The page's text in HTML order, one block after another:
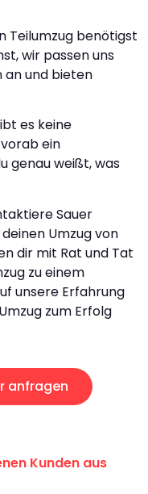
Teilumzug benötigst
wir passen uns
an und bieten
es keine
ein
genau weißt, was
Sauer
Umzug von
dir mit Rat und Tat
zu einem
unsere Erfahrung
zum Erfolg
anfragen
Kunden aus